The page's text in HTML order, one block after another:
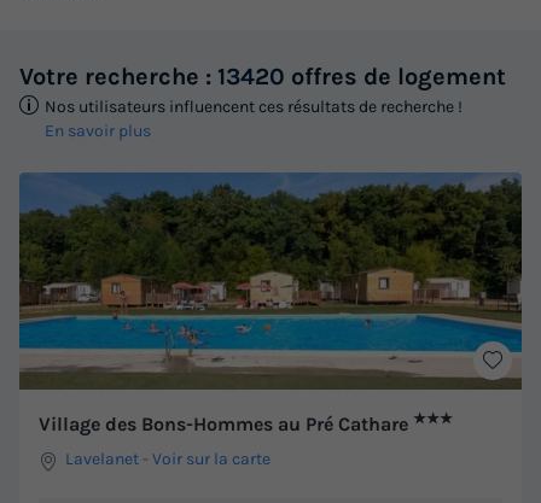
Votre recherche : 13420 offres de logement
Nos utilisateurs influencent ces résultats de recherche !
En savoir plus
Village des Bons-Hommes au Pré Cathare ★★★
Lavelanet -Voir sur la carte